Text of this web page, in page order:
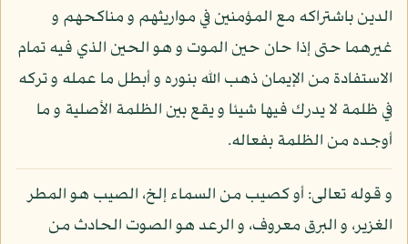
الدين باشتراكه مع المؤمنين في مواريثهم و مناكحهم و
غيرهما حتى إذا حان حين الموت و هو الحين الذي فيه تمام
الاستفادة من الإيمان ذهب الله بنوره و أبطل ما عمله و تركه
في ظلمة لا يدرك فيها شيئا و يقع بين الظلمة الأصلية و ما
أوجده من الظلمة بفعاله.
و قوله تعالى: أو كصيب من السماء إلخ، الصيب هو المطر
الغزير، و البرق معروف، و الرعد هو الصوت الحادث من